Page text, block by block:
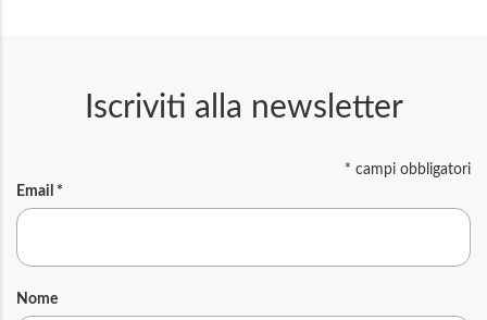
Iscriviti alla newsletter
* campi obbligatori
Email *
Nome